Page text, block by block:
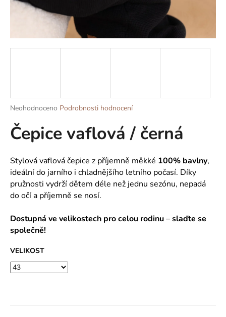
Průměrné
produktu
je
z
5
hvězdiček.
Neohodnoceno Podrobnosti hodnocení
Čepice vaflová / černá
Stylová vaflová čepice z příjemně měkké 100% bavlny,
ideální do jarního i chladnějšího letního počasí. Díky
pružnosti vydrží dětem déle než jednu sezónu, nepadá
do očí a příjemně se nosí.
Dostupná ve velikostech pro celou rodinu–slaďte se
společně!
VELIKOST
í
t
D
o
p
o
u
č
u
j
e
m